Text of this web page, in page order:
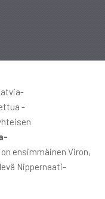
-
ensimmäinen Viron,
Nippernaati-